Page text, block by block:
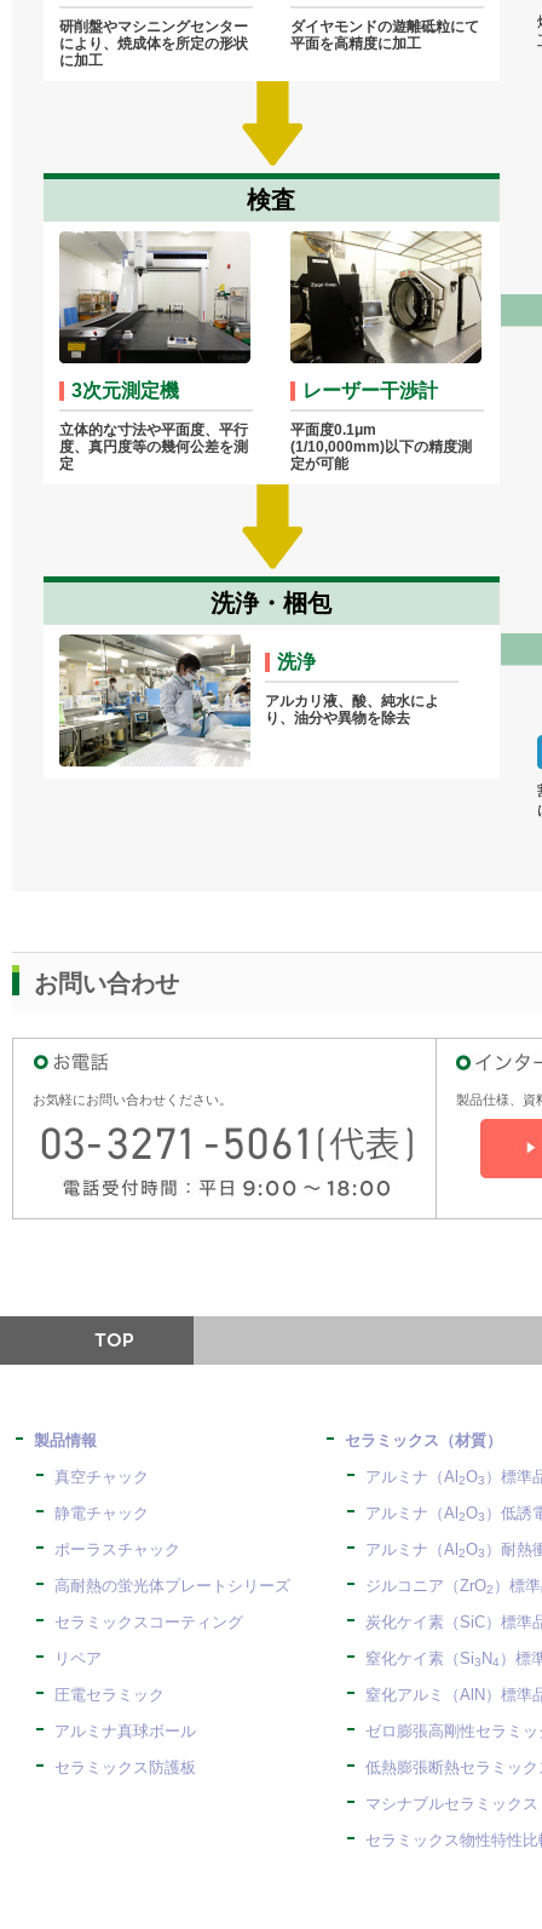
研削盤やマシニングセンター
により、焼成体を所定の形状
に加工
ダイヤモンドの遊離砥粒にて
平面を高精度に加工
検査
3次元測定機
立体的な寸法や平面度、平行
度、真円度等の幾何公差を測
定
レーザー干渉計
平面度0.1μm
(1/10,000mm)以下の精度測
定が可能
洗浄・梱包
洗浄
アルカリ液、酸、純水によ
り、油分や異物を除去
お問い合わせ
お気軽にお問い合わせください。 製品仕様、資
製品情報
真空チャック
静電チャック
ポーラスチャック
高耐熱の蛍光体プレートシリーズ
セラミックスコーティング
リペア
圧電セラミック
アルミナ真球ボール
セラミックス防護板
セラミックス（材質）
アルミナ（Al 2O3 ）標準
アルミナ（Al 2O3 ）低誘
アルミナ（Al 2O3 ）耐熱
ジルコニア（ZrO2 ）標
炭化ケイ素（SiC）標準
窒化ケイ素（Si3 N4 ）標
窒化アルミ（AlN）標準
ゼロ膨張高剛性セラミ
低熱膨張断熱セラミッ
マシナブルセラミック
セラミックス物性特性